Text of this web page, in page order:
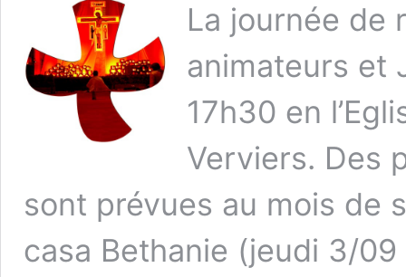
La journée de
animateurs et
17h30 en
Verviers. Des
sont prévues au mois de
casa Bethanie (jeudi 3/